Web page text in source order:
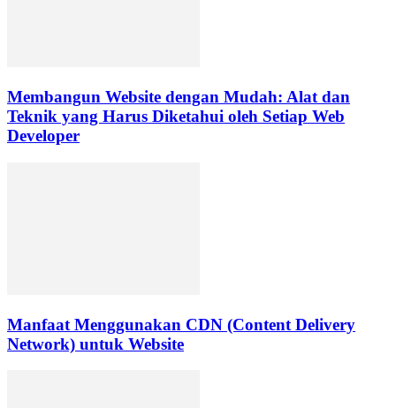
Membangun Website dengan Mudah: Alat dan
Teknik yang Harus Diketahui oleh Setiap Web
Developer
Manfaat Menggunakan CDN (Content Delivery
Network) untuk Website